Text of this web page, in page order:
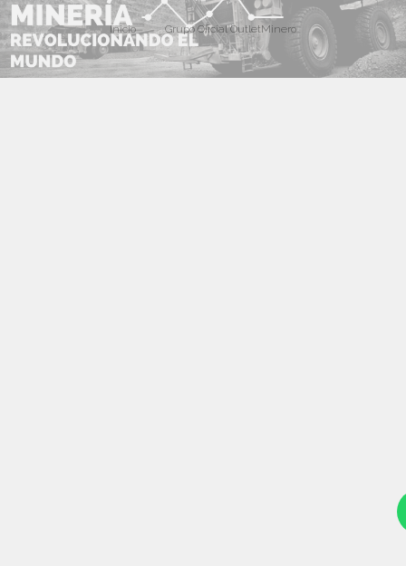
Inicio Grupo Oficial OutletMinero